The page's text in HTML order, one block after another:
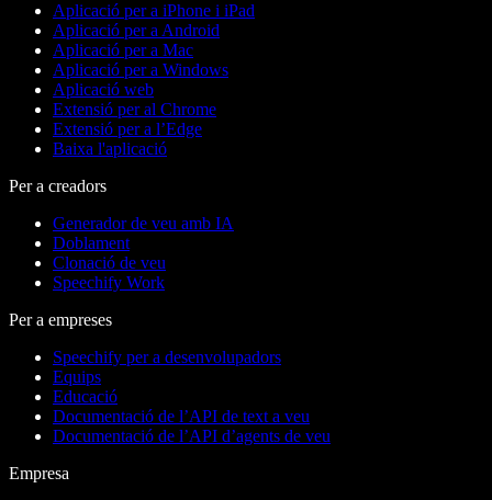
Aplicació per a iPhone i iPad
Aplicació per a Android
Aplicació per a Mac
Aplicació per a Windows
Aplicació web
Extensió per al Chrome
Extensió per a l’Edge
Baixa l'aplicació
Per a creadors
Generador de veu amb IA
Doblament
Clonació de veu
Speechify Work
Per a empreses
Speechify per a desenvolupadors
Equips
Educació
Documentació de l’API de text a veu
Documentació de l’API d’agents de veu
Empresa